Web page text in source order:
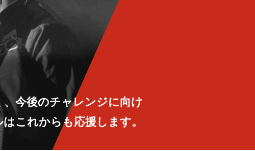
今後のチャレンジに向け
これからも応援します。